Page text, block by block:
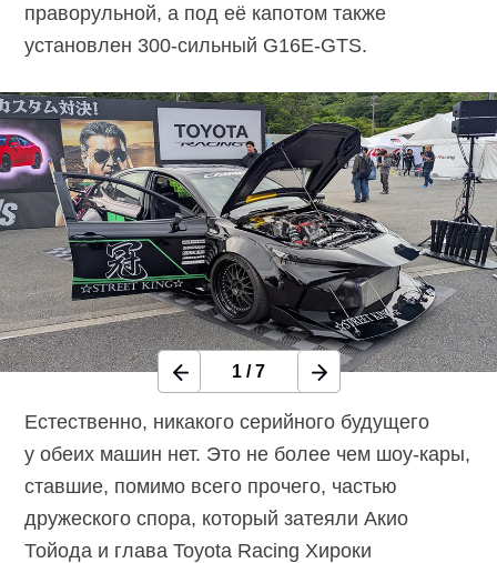
праворульной, а под её капотом также
установлен 300-сильный G16E-GTS.
1 /7
Естественно, никакого серийного будущего
у обеих машин нет. Это не более чем шоу-кары,
ставшие, помимо всего прочего, частью
дружеского спора, который затеяли Акио
Тойода и глава Toyota Racing Хироки